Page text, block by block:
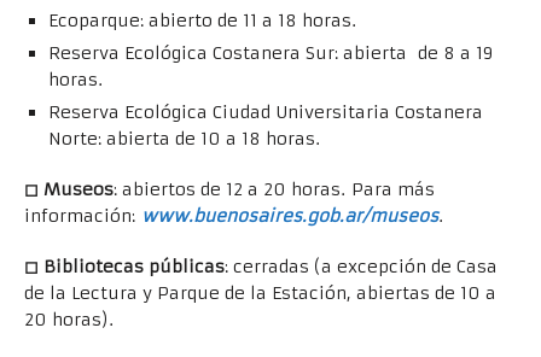
Ecoparque: abierto de 11 a 18 horas.
Reserva Ecológica Costanera Sur: abierta de 8 a 19
horas.
Reserva Ecológica Ciudad Universitaria Costanera
Norte: abierta de 10 a 18 horas.
◻ Museos: abiertos de 12 a 20 horas. Para más
información: www.buenosaires.gob.ar/museos.
◻ Bibliotecas públicas: cerradas (a excepción de Casa
de la Lectura y Parque de la Estación, abiertas de 10 a
20 horas).